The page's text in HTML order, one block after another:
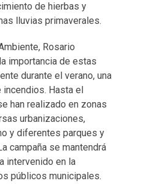
de hierbas y
lluvias primaverales.
Rosario
importancia de estas
durante el verano, una
Hasta el
han realizado en zonas
urbanizaciones,
y diferentes parques y
campaña se mantendrá
intervenido en la
públicos municipales.